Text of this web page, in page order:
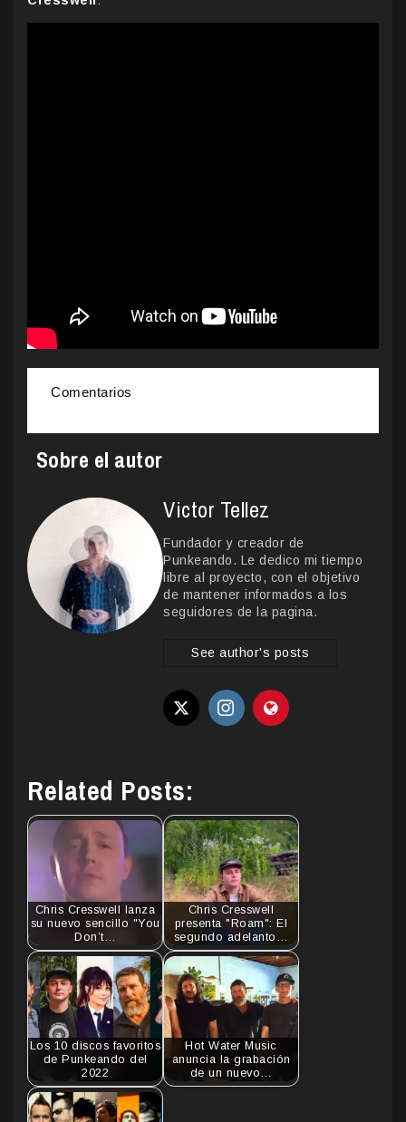
Comentarios
Sobre el autor
Victor Tellez
Fundador y creador de
Punkeando. Le dedico mi tiempo
libre al proyecto, con el objetivo
de mantener informados a los
seguidores de la pagina.
See author's posts
Related Posts:
Chris Cresswell lanza
su nuevo sencillo "You
Don’t…
Chris Cresswell
presenta "Roam": El
segundo adelanto…
Los 10 discos favoritos
de Punkeando del
2022
Hot Water Music
anuncia la grabación
de un nuevo…